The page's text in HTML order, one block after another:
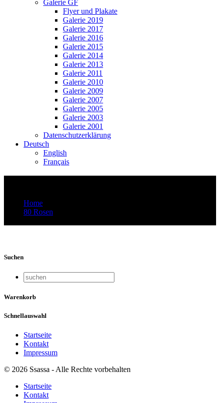
Galerie GF
Flyer und Plakate
Galerie 2019
Galerie 2017
Galerie 2016
Galerie 2015
Galerie 2014
Galerie 2013
Galerie 2011
Galerie 2010
Galerie 2009
Galerie 2007
Galerie 2005
Galerie 2003
Galerie 2001
Datenschutzerklärung
Deutsch
English
Français
Home
80 Rosen
Suchen
Warenkorb
Schnellauswahl
Startseite
Kontakt
Impressum
© 2026 Ssassa - Alle Rechte vorbehalten
Startseite
Kontakt